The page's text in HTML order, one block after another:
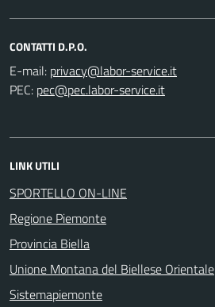
CONTATTI D.P.O.
E-mail:
PEC:
LINK UTILI
SPORTELLO ON-LINE
Regione Piemonte
Provincia Biella
Unione Montana del Biellese Orientale
Sistemapiemonte